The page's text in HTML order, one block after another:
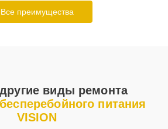
Все преимущества
виды ремонта
питания
VISION